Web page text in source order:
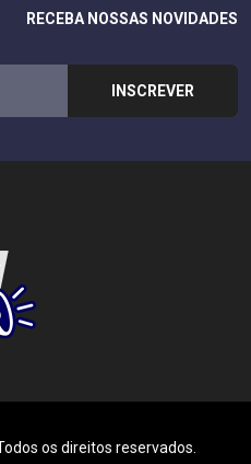
RECEBA NOSSAS NOVIDADES
os direitos reservados.